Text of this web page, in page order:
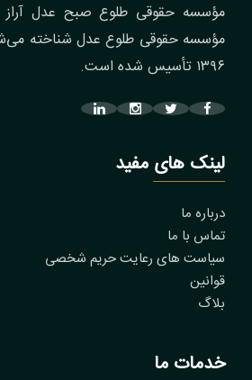
مؤسسه حقوقی طلوع صبح عدل آراز
مؤسسه حقوقی طلوع عدل شناخته
۱۳۹۶ تأسیس شده است.
لینک های مفید
درباره ما
تماس با ما
سیاست های رعایت حریم شخصی
قوانین
بلاگ
خدمات ما